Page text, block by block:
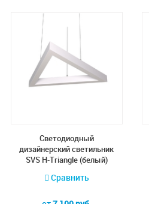
Cветодиодный
дизайнерский светильник
SVS H-Triangle (белый)
Сравнить